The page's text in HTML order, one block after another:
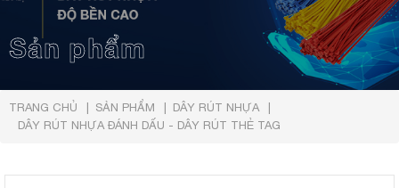
Sản phẩm
TRANG CHỦ SẢN PHẨM
DÂY RÚT NHỰA
DÂY RÚT NHỰA ĐÁNH DẤU - DÂY RÚT THẺ TAG